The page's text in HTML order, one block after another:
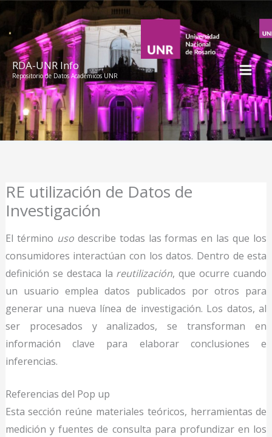
contenido
RDA-UNR Info
Repositorio de Datos Académicos UNR
RE utilización de Datos de
Investigación
El término usodescribe todas las formas en las que los
consumidores interactúan con los datos. Dentro de esta
definición se destaca la reutilización, que ocurre cuando
un usuario emplea datos publicados por otros para
generar una nueva línea de investigación. Los datos, al
ser procesados y analizados, se transforman en
información clave para elaborar conclusiones e
inferencias.
Referencias del Pop up
Esta sección reúne materiales teóricos, herramientas de
medición y fuentes de consulta para profundizar en los